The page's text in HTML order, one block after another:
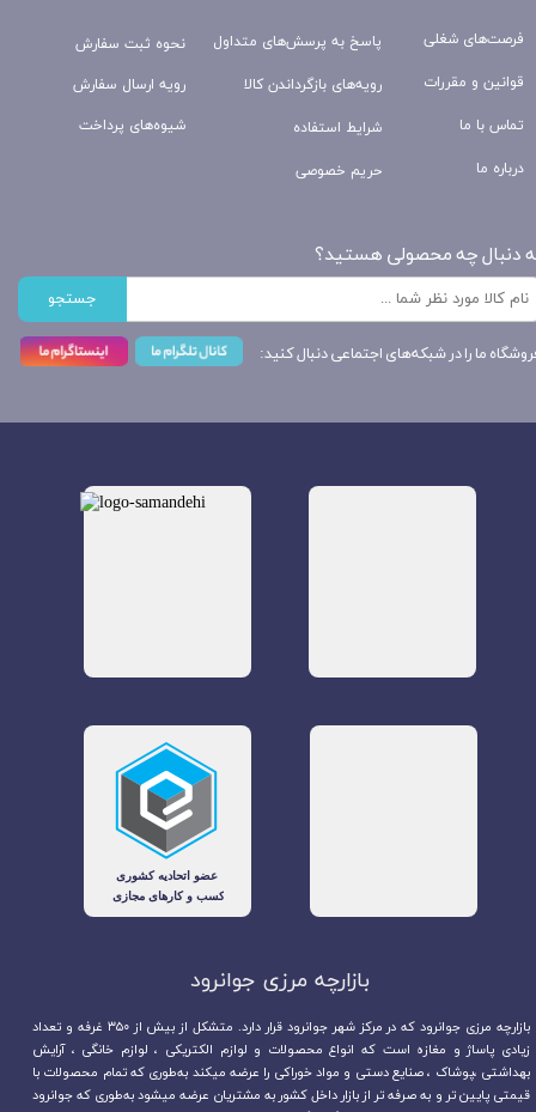
بازارچه مرزی جوانرود​​​​​​​
بازارچه مرزی جوانرود که در مرکز شهر جوانرود قرار دارد. متشکل از بیش از ۳۵۰ غرفه و تعداد
زیادی پاساژ و مغازه است که انواع محصولات و لوازم الکتریکی ، لوازم خانگی ، آرایش
بهداشتی ،پوشاک ، صنایع دستی و مواد خوراکی را عرضه میکند به‌طوری که تمام محصولات با
قیمتی پایین تر و به صرفه تر از بازار داخل کشور به مشتریان عرضه میشود به‌طوری که جوانرود
نحوه ثبت سفارش
رویه ارسال سفارش
شیوه‌های پرداخت
پاسخ به پرسش‌های متداول
رویه‌های بازگرداندن کالا
شرایط استفاده
حریم خصوصی
فرصت‌های شغلی
قوانین و مقررات
تماس با ما
درباره ما
دنبال چه محصولی هستید؟
جستجو
ما را در شبکه‌های اجتماعی دنبال کنید: